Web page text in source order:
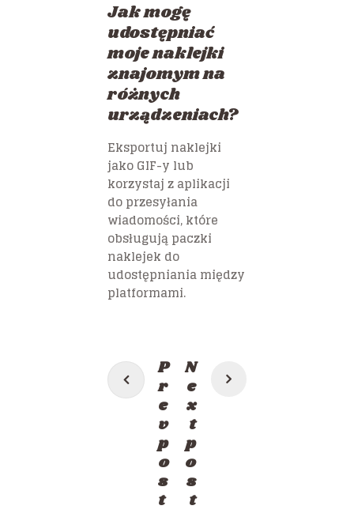
Jak mogę
udostępniać
moje naklejki
znajomym na
różnych
urządzeniach?
Eksportuj naklejki
jako GIF-y lub
korzystaj z aplikacji
do przesyłania
wiadomości, które
obsługują paczki
naklejek do
udostępniania między
platformami.
Post
navigation
P
r
e
v
p
o
s
t
N
e
x
t
p
o
s
t